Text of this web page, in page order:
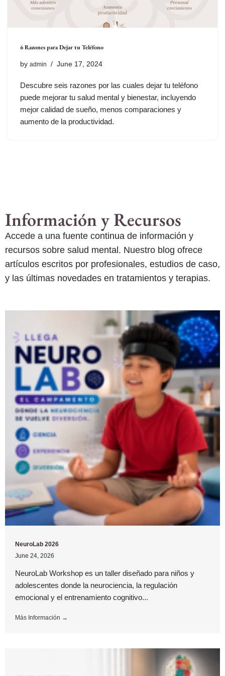
6 Razones para Dejar tu Teléfono
by admin June 17, 2024
Descubre seis razones por las cuales dejar tu teléfono
puede mejorar tu salud mental y bienestar, incluyendo
mejor calidad de sueño, menos comparaciones y
aumento de la productividad.
Información y Recursos
Accede a una fuente continua de información y
recursos sobre salud mental. Nuestro blog ofrece
artículos escritos por profesionales, estudios de caso,
y las últimas novedades en tratamientos y terapias.
NeuroLab 2026
June 24, 2026
NeuroLab Workshop es un taller diseñado para niños y
adolescentes donde la neurociencia, la regulación
emocional y el entrenamiento cognitivo...
Más Información →